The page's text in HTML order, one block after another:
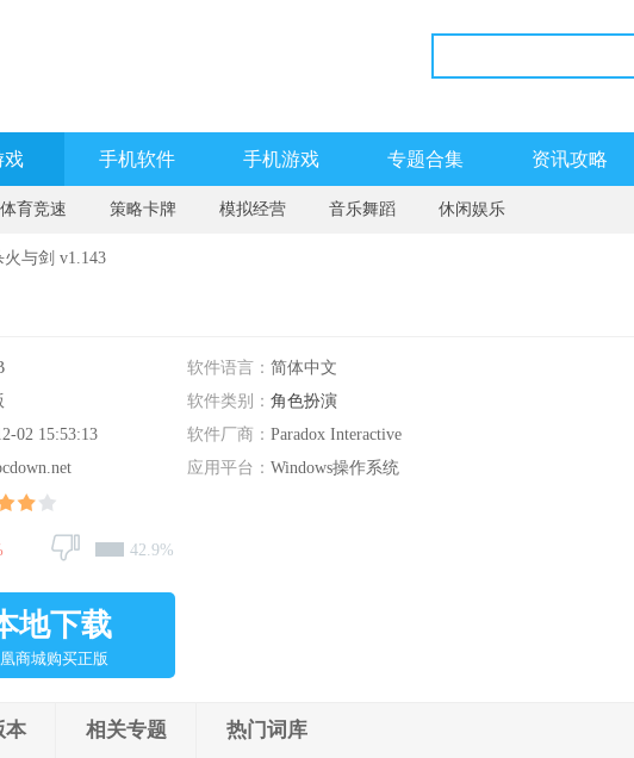
戏 手机软件 手机游戏 专题合集 资讯攻略
体育竞速 策略卡牌 模拟经营 音乐舞蹈 休闲娱乐
与剑 v1.143
软件语言： 简体中文
软件类别： 角色扮演
02 15:53:13 软件厂商： Paradox Interactive
应用平台： Windows操作系统
42.9%
地下载
商城购买正版
本 相关专题 热门词库